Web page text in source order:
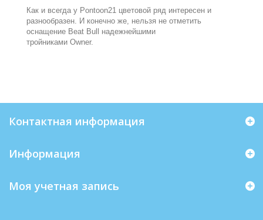
Как и всегда у Pontoon21 цветовой ряд интересен и
разнообразен. И конечно же, нельзя не отметить
оснащение Beat Bull надежнейшими
тройниками Owner.
Контактная информация
Информация
Моя учетная запись